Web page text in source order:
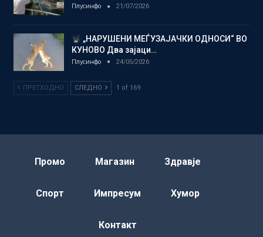
Плусинфо 21/07/2026
„НАРУШЕНИ МЕЃУЗАЈАЧКИ ОДНОСИ“ ВО
КУНОВО Два зајаци…
Плусинфо 24/05/2026
ПРЕТХОДНО СЛЕДНО 1 of 169
Промо Магазин Здравје
Спорт Импресум Хумор
Контакт